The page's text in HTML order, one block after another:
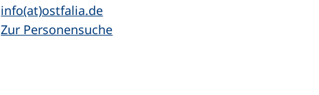
E-Mail:
info(at)ostfalia.de(öffnet Ihr E-Mail-Programm)
Zur Personensuche